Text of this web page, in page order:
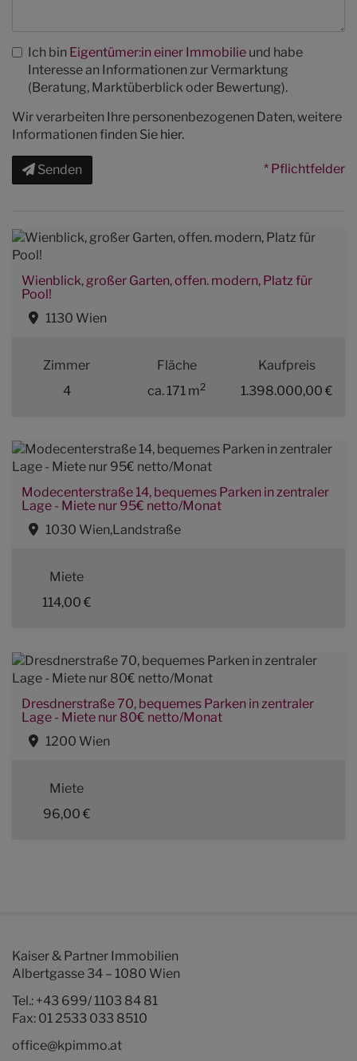
Ich bin Eigentümer:in einer Immobilie und habe
Interesse an Informationen zur Vermarktung
(Beratung, Marktüberblick oder Bewertung).
Wir verarbeiten Ihre personenbezogenen Daten, weitere
Informationen finden Sie hier.
Senden * Pflichtfelder
Wienblick, großer Garten, offen. modern, Platz für
Pool!
1130 Wien
Zimmer
4
Fläche
ca. 171 m2
Kaufpreis
1.398.000,00 €
Modecenterstraße 14, bequemes Parken in zentraler
Lage - Miete nur 95€ netto/Monat
1030 Wien,Landstraße
Miete
114,00 €
Dresdnerstraße 70, bequemes Parken in zentraler
Lage - Miete nur 80€ netto/Monat
1200 Wien
Miete
96,00 €
Kaiser & Partner Immobilien
Albertgasse 34 – 1080 Wien
Tel.: +43 699/ 1103 84 81
Fax: 01 2533 033 8510
office@kpimmo.at